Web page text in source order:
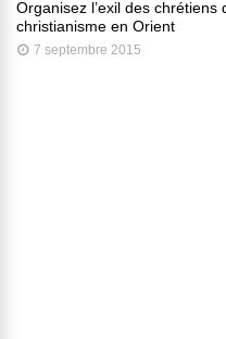
Organisez l’exil des
christianisme en Orient
7 septembre 2015